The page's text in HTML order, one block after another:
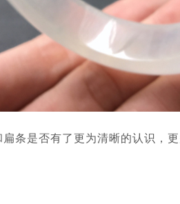
条是否有了更为清晰的认识，